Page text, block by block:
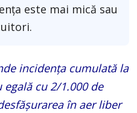
este mai mică sau
incidența cumulată la
egală cu 2/1.000 de
în aer liber